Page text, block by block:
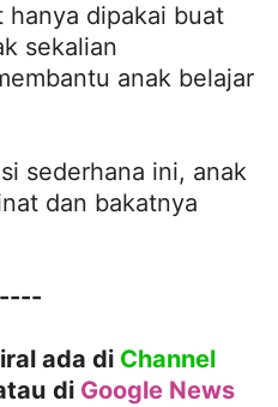
hanya dipakai buat
sekalian
anak belajar
sederhana ini, anak
dan bakatnya
ada di Channel
di Google News